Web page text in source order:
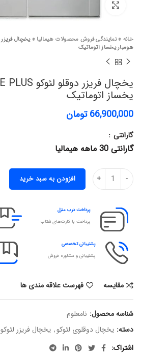
خانه »نمایندگی فروش محصولات هیمالیا »
هومبار یخساز اتوماتیک
یخساز اتوماتیک
66,900,000 تومان
گارانتی
گارانتی 30 ماهه هیمالیا
افزودن به سبد خرید
پرداخت درب منزل
پرداخت با کارت‌های شتاب
پشتیبانی تخصصی
پشتیبانی و مشاوره فروش
مقایسه فهرست علاقه مندی ها
شناسه محصول: نامعلوم
دسته: یخچال دوقلوی لئوکو, یخچال فریزر لئوکو
اشتراک